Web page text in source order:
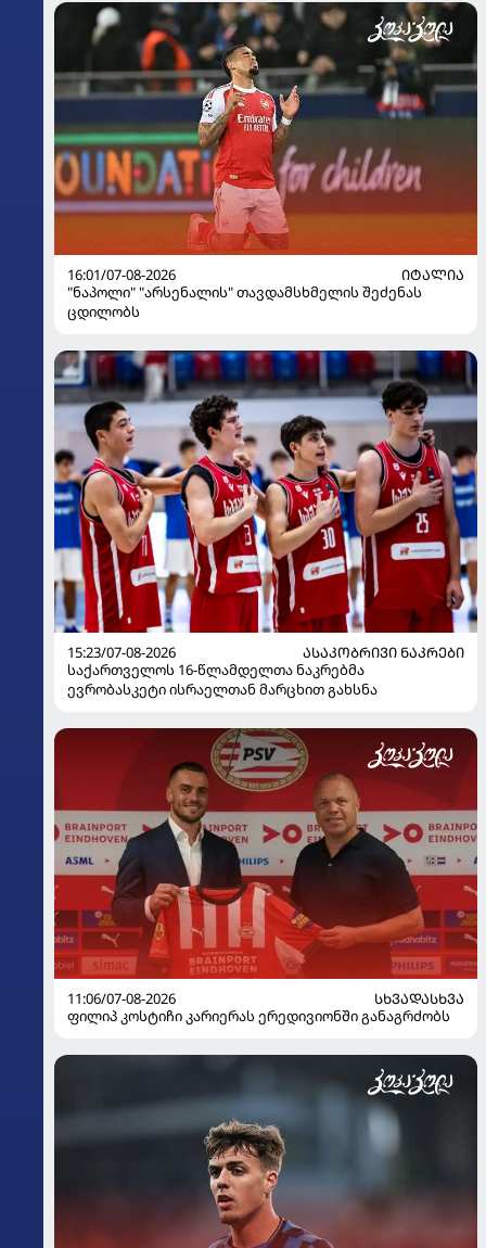
16:01/07-08-2026
ᲘᲢᲐᲚᲘᲐ
"ნაპოლი" "არსენალის" თავდამსხმელის შეძენას
ცდილობს
15:23/07-08-2026
ᲐᲡᲐᲙᲝᲑᲠᲘᲕᲘ ᲜᲐᲙᲠᲔᲑᲘ
საქართველოს 16-წლამდელთა ნაკრებმა
ევრობასკეტი ისრაელთან მარცხით გახსნა
11:06/07-08-2026
ᲡᲮᲕᲐᲓᲐᲡᲮᲕᲐ
ფილიპ კოსტიჩი კარიერას ერედივიონში განაგრძობს